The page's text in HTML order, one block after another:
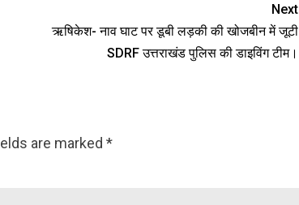
Next
ऋषिकेश- नाव घाट पर डूबी लड़की की खोजबीन में जूटी
SDRF उत्तराखंड पुलिस की डाइविंग टीम।
are marked *